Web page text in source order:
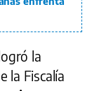
la
la Fiscalía